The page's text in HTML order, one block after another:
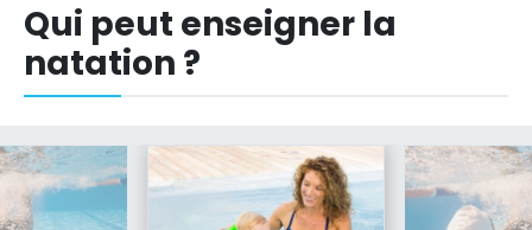
Qui peut enseigner la
natation ?